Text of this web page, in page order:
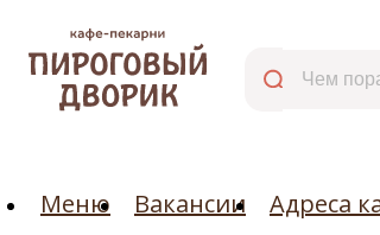
Меню
Меню Вакансии Адреса